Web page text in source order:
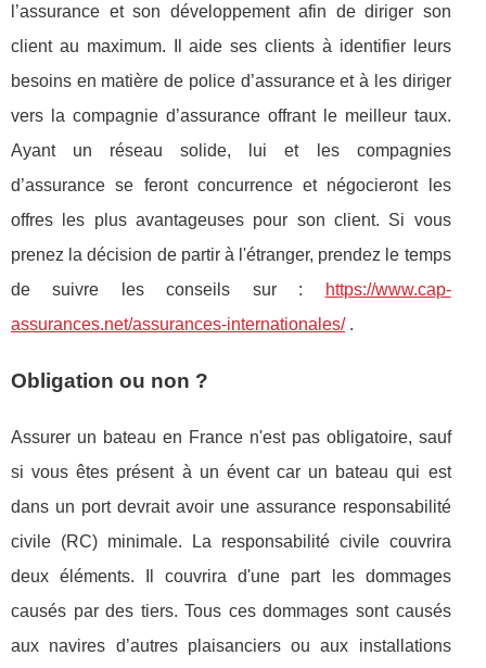
l’assurance et son développement afin de diriger son
client au maximum. Il aide ses clients à identifier leurs
besoins en matière de police d’assurance et à les diriger
vers la compagnie d’assurance offrant le meilleur taux.
Ayant un réseau solide, lui et les compagnies
d’assurance se feront concurrence et négocieront les
offres les plus avantageuses pour son client. Si vous
prenez la décision de partir à l'étranger, prendez le temps
de suivre les conseils sur :
https://www.cap-
assurances.net/assurances-internationales/.
Obligation ou non ?
Assurer un bateau en France n'est pas obligatoire, sauf
si vous êtes présent à un évent car un bateau qui est
dans un port devrait avoir une assurance responsabilité
civile (RC) minimale. La responsabilité civile couvrira
deux éléments. Il couvrira d'une part les dommages
causés par des tiers. Tous ces dommages sont causés
aux navires d’autres plaisanciers ou aux installations